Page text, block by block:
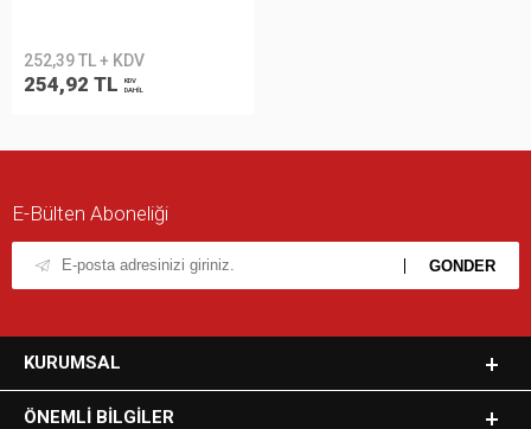
252,39 TL + KDV
254,92 TL
KDV
DAHİL
E-Bülten Aboneliği
KURUMSAL
ÖNEMLI BILGILER